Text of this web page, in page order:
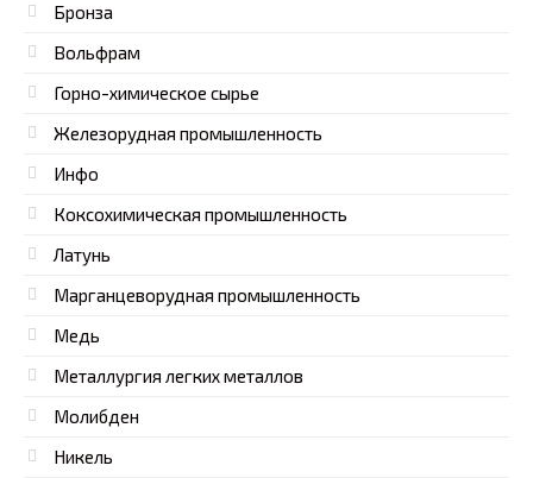
Бронза
Вольфрам
Горно-химическое сырье
Железорудная промышленность
Инфо
Коксохимическая промышленность
Латунь
Марганцеворудная промышленность
Медь
Металлургия легких металлов
Молибден
Никель